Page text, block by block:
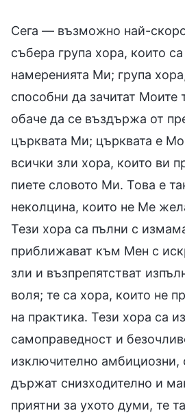
Сега — възможно най-
събера група хора, които
намеренията Ми; група
способни да зачитат Моите
обаче да се въздържа от
църквата Ми; църквата е
всички зли хора, които ви
пиете словото Ми. Това е
неколцина, които не Ме
Тези хора са пълни с
приближават към Мен с
зли и възпрепятстват
воля; те са хора, които не
на практика. Тези хора са
самоправедност и
изключително амбициозни,
държат снизходително и
приятни за ухото думи, те